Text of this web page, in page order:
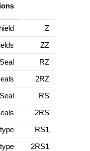
Z
ZZ
RZ
2RZ
RS
2RS
RS1
2RS1